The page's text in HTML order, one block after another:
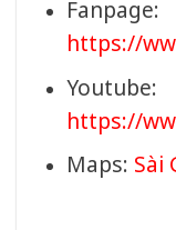
Fanpage:
https://
Youtube:
https://
Maps: Sài